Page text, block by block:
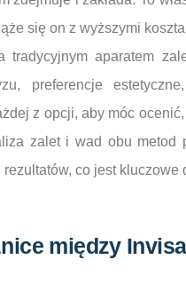
się on z wyższymi
tradycyjnym aparatem
preferencje
z opcji, aby móc
zalet i wad obu metod
co jest
między